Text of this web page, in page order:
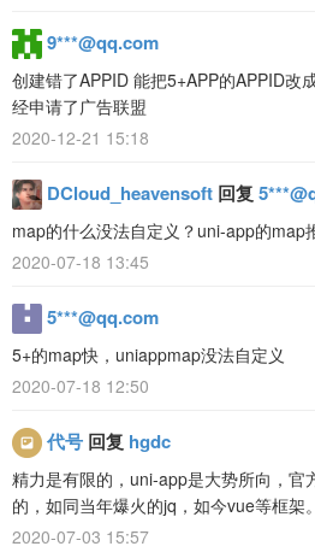
9***@qq.com
创建错了APPID 能把5+APP的APPID改
经申请了广告联盟
2020-12-21 15:18
DCloud_heavensoft 回复
map的什么没法自定义？uni-app的map
2020-07-18 13:45
5***@qq.com
5+的map快，uniappmap没法自定义
2020-07-18 12:50
代号 回复 hgdc
精力是有限的，uni-app是大势所向，官
的，如同当年爆火的jq，如今vue等框架。
2020-07-03 15:57